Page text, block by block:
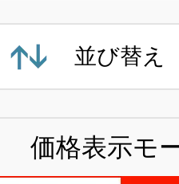
並び替え
価格表示モ